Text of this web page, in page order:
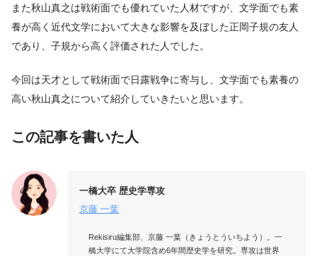
また秋山真之は戦術面でも優れていた人材ですが、文学面でも素
養が高く近代文学において大きな影響を及ぼした正岡子規の友人
であり、子規から高く評価された人でした。
今回は天才として戦術面で日露戦争に寄与し、文学面でも素養の
高い秋山真之について紹介していきたいと思います。
この記事を書いた人
一橋大卒 歴史学専攻
京藤 一葉
Rekisiru編集部、京藤 一葉（きょうとういちよう）。一
橋大学にて大学院含め6年間歴史学を研究。専攻は世界